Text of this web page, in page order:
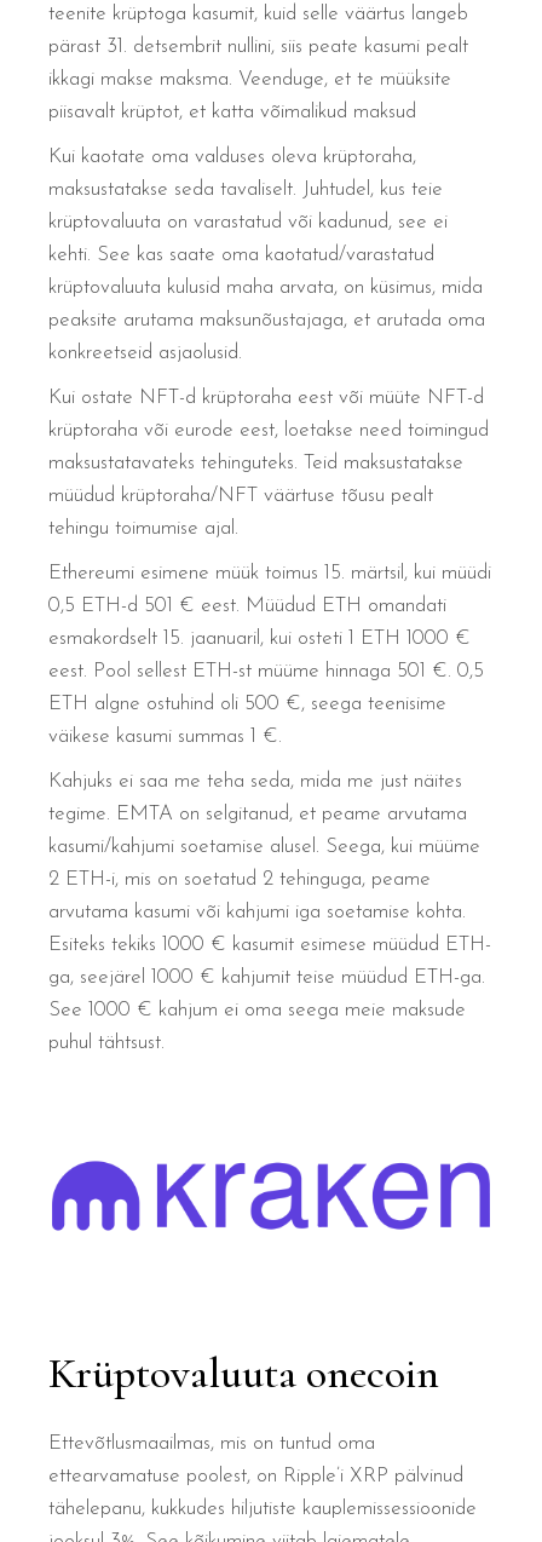
teenite krüptoga kasumit, kuid selle väärtus langeb
pärast 31. detsembrit nullini, siis peate kasumi pealt
ikkagi makse maksma. Veenduge, et te müüksite
piisavalt krüptot, et katta võimalikud maksud
Kui kaotate oma valduses oleva krüptoraha,
maksustatakse seda tavaliselt. Juhtudel, kus teie
krüptovaluuta on varastatud või kadunud, see ei
kehti. See kas saate oma kaotatud/varastatud
krüptovaluuta kulusid maha arvata, on küsimus, mida
peaksite arutama maksunõustajaga, et arutada oma
konkreetseid asjaolusid.
Kui ostate NFT-d krüptoraha eest või müüte NFT-d
krüptoraha või eurode eest, loetakse need toimingud
maksustatavateks tehinguteks. Teid maksustatakse
müüdud krüptoraha/NFT väärtuse tõusu pealt
tehingu toimumise ajal.
Ethereumi esimene müük toimus 15. märtsil, kui müüdi
0,5 ETH-d 501 € eest. Müüdud ETH omandati
esmakordselt 15. jaanuaril, kui osteti 1 ETH 1000 €
eest. Pool sellest ETH-st müüme hinnaga 501 €. 0,5
ETH algne ostuhind oli 500 €, seega teenisime
väikese kasumi summas 1 €.
Kahjuks ei saa me teha seda, mida me just näites
tegime. EMTA on selgitanud, et peame arvutama
kasumi/kahjumi soetamise alusel. Seega, kui müüme
2 ETH-i, mis on soetatud 2 tehinguga, peame
arvutama kasumi või kahjumi iga soetamise kohta.
Esiteks tekiks 1000 € kasumit esimese müüdud ETH-
ga, seejärel 1000 € kahjumit teise müüdud ETH-ga.
See 1000 € kahjum ei oma seega meie maksude
puhul tähtsust.
Krüptovaluuta onecoin
Ettevõtlusmaailmas, mis on tuntud oma
ettearvamatuse poolest, on Ripple’i XRP pälvinud
tähelepanu, kukkudes hiljutiste kauplemissessioonide